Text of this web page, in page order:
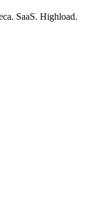
SaaS. Highload.